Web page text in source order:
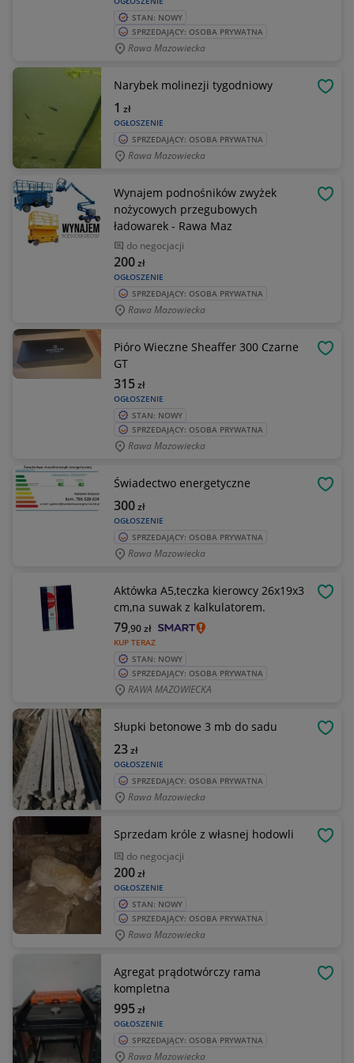
STAN: NOWY
SPRZEDAJĄCY: OSOBA PRYWATNA
Rawa Mazowiecka
Narybek molinezji tygodniowy
OGŁOSZENIE
1 zł
SPRZEDAJĄCY: OSOBA PRYWATNA
Rawa Mazowiecka
Wynajem podnośników zwyżek
nożycowych przegubowych
ładowarek - Rawa Maz
do negocjacji
OGŁOSZENIE
200zł
SPRZEDAJĄCY: OSOBA PRYWATNA
Rawa Mazowiecka
Pióro Wieczne Sheaffer 300 Czarne
GT
OGŁOSZENIE
315zł
STAN: NOWY
SPRZEDAJĄCY: OSOBA PRYWATNA
Rawa Mazowiecka
Świadectwo energetyczne
OGŁOSZENIE
300zł
SPRZEDAJĄCY: OSOBA PRYWATNA
Rawa Mazowiecka
Aktówka A5,teczka kierowcy 26x19x3
cm,na suwak z kalkulatorem.
KUP TERAZ
79,90zł
STAN: NOWY
SPRZEDAJĄCY: OSOBA PRYWATNA
RAWA MAZOWIECKA
Słupki betonowe 3 mb do sadu
OGŁOSZENIE
23zł
SPRZEDAJĄCY: OSOBA PRYWATNA
Rawa Mazowiecka
Sprzedam króle z własnej hodowli
do negocjacji
OGŁOSZENIE
200zł
STAN: NOWY
SPRZEDAJĄCY: OSOBA PRYWATNA
Rawa Mazowiecka
Agregat prądotwórczy rama
kompletna
OGŁOSZENIE
995zł
SPRZEDAJĄCY: OSOBA PRYWATNA
Rawa Mazowiecka